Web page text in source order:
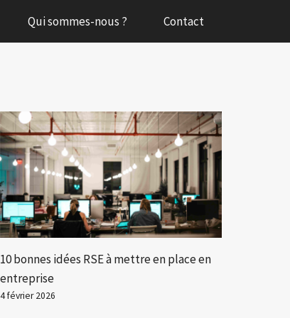
Qui sommes-nous ? Contact
10 bonnes idées RSE à mettre en place en
entreprise
4 février 2026